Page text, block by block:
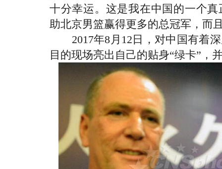
十分幸运。这是我在中国的一个
助北京男篮赢得更多的总冠军，而
2017年8月12日，对中国有着深
目的现场亮出自己的贴身“绿卡”，